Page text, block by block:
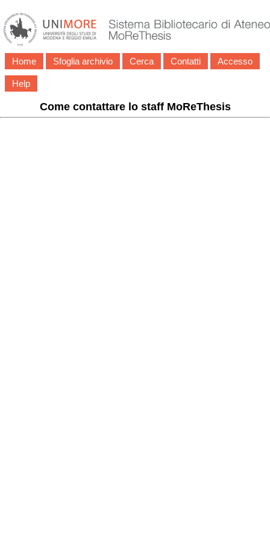
Home Sfoglia archivio Cerca Contatti Accesso
Help
Come contattare lo staff MoReThesis